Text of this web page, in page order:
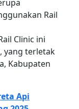
Rail
Clinic ini
yang terletak
Kabupaten
Api